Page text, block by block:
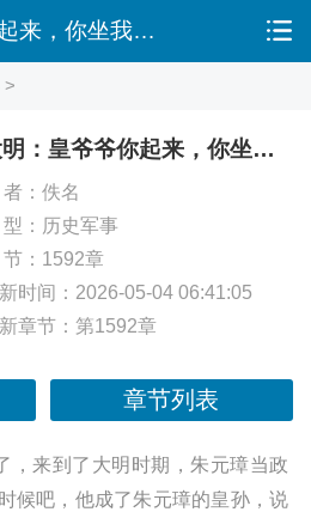
>
大明：皇爷爷你起来，你坐我龙椅了！
： 佚名
： 历史军事
节：1592章
时间：2026-05-04 06:41:05
章节： 第1592章
章节列表
，来到了大明时期，朱元璋当政
候吧，他成了朱元璋的皇孙，说
大明：皇爷爷你起来，你坐我龙椅了！